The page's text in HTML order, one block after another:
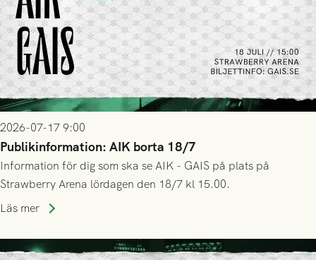
2026-07-17 9:00
Publikinformation: AIK borta 18/7
Information för dig som ska se AIK - GAIS på plats på
Strawberry Arena lördagen den 18/7 kl 15.00.
Läs mer